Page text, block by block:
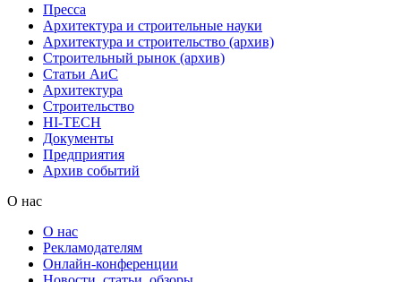
Пресса
Архитектура и строительные науки
Архитектура и строительство (архив)
Строительный рынок (архив)
Статьи АиС
Архитектура
Строительство
HI-TECH
Документы
Предприятия
Архив событий
О нас
О нас
Рекламодателям
Онлайн-конференции